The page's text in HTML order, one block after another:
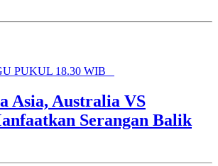
PUKUL 18.30 WIB
Asia, Australia VS
Serangan Balik